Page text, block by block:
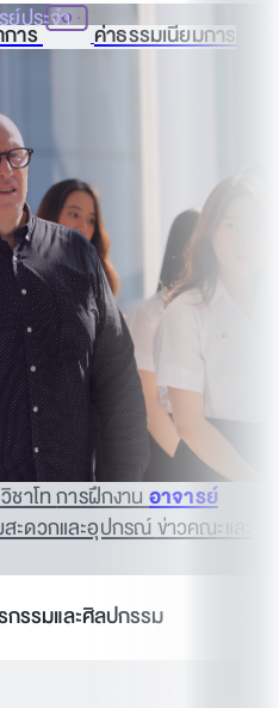
การ
ค่าธรรมเนียมการ
ย์ประจำ
วิชาโทการฝึกงานอาจารย์
ะดวกและอุปกรณ์ข่าวคณะและ
กรรมและศิลปกรรม